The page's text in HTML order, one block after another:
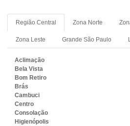
Região Central Zona Norte
Zona Leste Grande São Paulo
Aclimação
Bela Vista
Bom Retiro
Brás
Cambuci
Centro
Consolação
Higienópolis